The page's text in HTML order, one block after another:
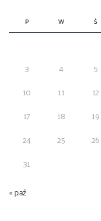
P W Ś
3
4 5
10
11 12
17
18 19
24
25 26
31
« paź